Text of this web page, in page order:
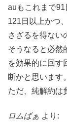
auもこれまで
121日以上かつ
さざるを得ない
そうなると必然
を効果的に回す
断かと思います。
ただ、純解約は
ロムばぁ より: